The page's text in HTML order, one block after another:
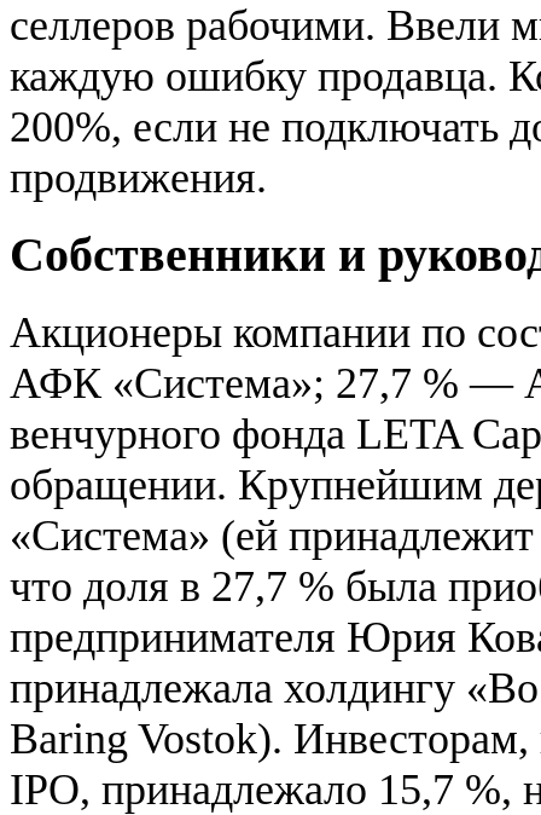
селлеров рабочими. Ввели
каждую ошибку продавца.
200%, если не подключать
продвижения.
Собственники и
Акционеры компании по
АФК «Система»; 27,7 % —
венчурного фонда LETA
обращении. Крупнейшим
«Система» (ей
что доля в 27,7 % была
предпринимателя Юрия
принадлежала холдингу
Baring Vostok).
IPO, принадлежало 15,7